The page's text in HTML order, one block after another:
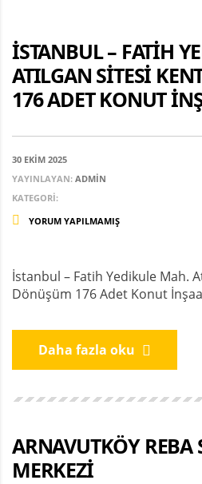
İSTANBUL – FATIH
ATILGAN SITESI
176 ADET KONUT
30 EKIM 2025
YAYINLAYAN: ADMIN
KATEGORI:
YORUM YAPILMAMIŞ
İstanbul – Fatih Yedikule Mah.
Dönüşüm 176 Adet Konut
Daha fazla oku
ARNAVUTKÖY REBA
MERKEZİ